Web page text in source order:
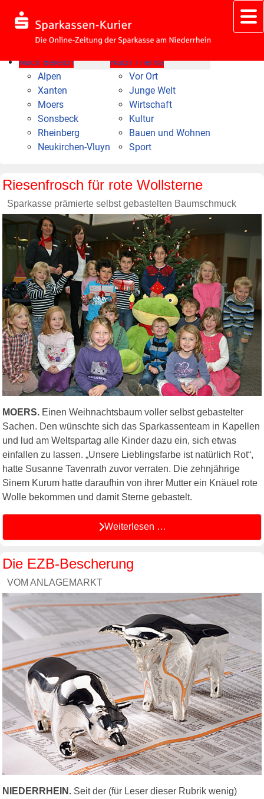
Nach Bereich
Alpen
Xanten
Moers
Sonsbeck
Rheinberg
Neukirchen-Vluyn
Nach Thema
Vor Ort
Junge Welt
Wirtschaft
Kultur
Bauen und Wohnen
Sport
Riesenfrosch für rote Wollsterne
Sparkasse prämierte selbst gebastelten Baumschmuck
MOERS. Einen Weihnachtsbaum voller selbst gebastelter
Sachen. Den wünschte sich das Sparkassenteam in Kapellen
und lud am Weltspartag alle Kinder dazu ein, sich etwas
einfallen zu lassen. „Unsere Lieblingsfarbe ist natürlich Rot“,
hatte Susanne Tavenrath zuvor verraten. Die zehnjährige
Sinem Kurum hatte daraufhin von ihrer Mutter ein Knäuel rote
Wolle bekommen und damit Sterne gebastelt.
Weiterlesen …
Die EZB-Bescherung
VOM ANLAGEMARKT
NIEDERRHEIN. Seit der (für Leser dieser Rubrik wenig)